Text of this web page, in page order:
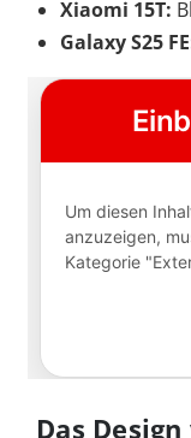
Xiaomi 15T:
Galaxy S25
Das